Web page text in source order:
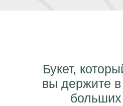
Букет,
вы держите
больших